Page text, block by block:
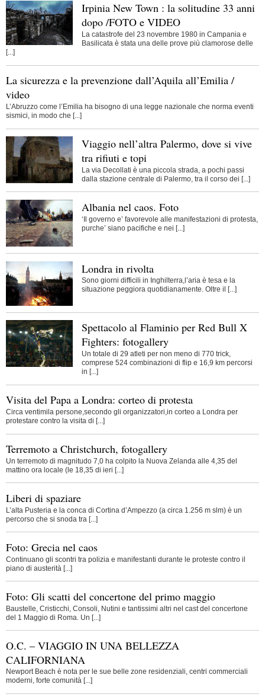
Irpinia New Town : la solitudine 33 anni
dopo /FOTO e VIDEO
La catastrofe del 23 novembre 1980 in Campania e
Basilicata è stata una delle prove più clamorose delle
[...]
La sicurezza e la prevenzione dall’Aquila all’Emilia /
video
L’Abruzzo come l’Emilia ha bisogno di una legge nazionale che norma eventi
sismici, in modo che [...]
Viaggio nell’altra Palermo, dove si vive
tra rifiuti e topi
La via Decollati è una piccola strada, a pochi passi
dalla stazione centrale di Palermo, tra il corso dei [...]
Albania nel caos. Foto
‘Il governo e’ favorevole alle manifestazioni di protesta,
purche’ siano pacifiche e nei [...]
Londra in rivolta
Sono giorni difficili in Inghilterra,l’aria è tesa e la
situazione peggiora quotidianamente. Oltre il [...]
Spettacolo al Flaminio per Red Bull X
Fighters: fotogallery
Un totale di 29 atleti per non meno di 770 trick,
comprese 524 combinazioni di flip e 16,9 km percorsi
in [...]
Visita del Papa a Londra: corteo di protesta
Circa ventimila persone,secondo gli organizzatori,in corteo a Londra per
protestare contro la visita di [...]
Terremoto a Christchurch, fotogallery
Un terremoto di magnitudo 7,0 ha colpito la Nuova Zelanda alle 4,35 del
mattino ora locale (le 18,35 di ieri [...]
Liberi di spaziare
L’alta Pusteria e la conca di Cortina d’Ampezzo (a circa 1.256 m slm) è un
percorso che si snoda tra [...]
Foto: Grecia nel caos
Continuano gli scontri tra polizia e manifestanti durante le proteste contro il
piano di austerità [...]
Foto: Gli scatti del concertone del primo maggio
Baustelle, Cristicchi, Consoli, Nutini e tantissimi altri nel cast del concertone
del 1 Maggio di Roma. Un [...]
O.C. – VIAGGIO IN UNA BELLEZZA
CALIFORNIANA
Newport Beach è nota per le sue belle zone residenziali, centri commerciali
moderni, forte comunità [...]